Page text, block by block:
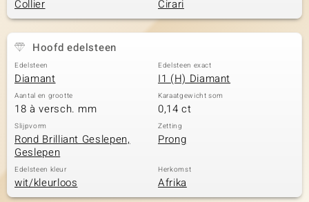
Collier Cirari
Hoofd edelsteen
Edelsteen
Diamant
Edelsteen exact
I1 (H) Diamant
Aantal en grootte
18 à versch. mm
Karaatgewicht som
0,14 ct
Slijpvorm
Rond Brilliant Geslepen,
Geslepen
Zetting
Prong
Edelsteen kleur
wit/kleurloos
Herkomst
Afrika